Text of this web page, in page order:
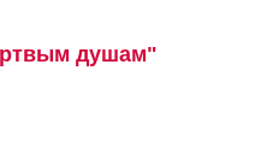
душам"